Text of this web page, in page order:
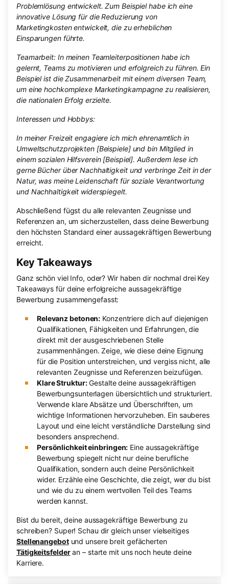
Problemlösung entwickelt. Zum Beispiel habe ich eine
innovative Lösung für die Reduzierung von
Marketingkosten entwickelt, die zu erheblichen
Einsparungen führte.
Teamarbeit: In meinen Teamleiterpositionen habe ich
gelernt, Teams zu motivieren und erfolgreich zu führen. Ein
Beispiel ist die Zusammenarbeit mit einem diversen Team,
um eine hochkomplexe Marketingkampagne zu realisieren,
die nationalen Erfolg erzielte.
Interessen und Hobbys:
In meiner Freizeit engagiere ich mich ehrenamtlich in
Umweltschutzprojekten [Beispiele] und bin Mitglied in
einem sozialen Hilfsverein [Beispiel]. Außerdem lese ich
gerne Bücher über Nachhaltigkeit und verbringe Zeit in der
Natur, was meine Leidenschaft für soziale Verantwortung
und Nachhaltigkeit widerspiegelt.
Abschließend fügst du alle relevanten Zeugnisse und
Referenzen an, um sicherzustellen, dass deine Bewerbung
den höchsten Standard einer aussagekräftigen Bewerbung
erreicht.
Key Takeaways
Ganz schön viel Info, oder? Wir haben dir nochmal drei Key
Takeaways für deine erfolgreiche aussagekräftige
Bewerbung zusammengefasst:
Relevanz betonen: Konzentriere dich auf diejenigen
Qualifikationen, Fähigkeiten und Erfahrungen, die
direkt mit der ausgeschriebenen Stelle
zusammenhängen. Zeige, wie diese deine Eignung
für die Position unterstreichen, und vergiss nicht, alle
relevanten Zeugnisse und Referenzen beizufügen.
Klare Struktur:Gestalte deine aussagekräftigen
Bewerbungsunterlagen übersichtlich und strukturiert.
Verwende klare Absätze und Überschriften, um
wichtige Informationen hervorzuheben. Ein sauberes
Layout und eine leicht verständliche Darstellung sind
besonders ansprechend.
Persönlichkeit einbringen: Eine aussagekräftige
Bewerbung spiegelt nicht nur deine berufliche
Qualifikation, sondern auch deine Persönlichkeit
wider. Erzähle eine Geschichte, die zeigt, wer du bist
und wie du zu einem wertvollen Teil des Teams
werden kannst.
Bist du bereit, deine aussagekräftige Bewerbung zu
schreiben? Super! Schau dir gleich unser vielseitiges
Stellenangebotund unsere breit gefächerten
Tätigkeitsfelderan – starte mit uns noch heute deine
Karriere.